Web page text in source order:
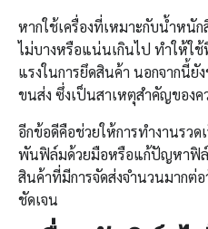
หากใช้เครื่องที่เหมาะกับน้ำหนั
ไม่บางหรือแน่นเกินไป ทำให้ใ
แรงในการยึดสินค้า นอกจากนี้
ขนส่ง ซึ่งเป็นสาเหตุสำคัญของค
อีกข้อดีคือช่วยให้การทำงานรวด
พันฟิล์มด้วยมือหรือแก้ปัญหาฟิล์
สินค้าที่มีการจัดส่งจำนวนมากต่อ
ชัดเจน